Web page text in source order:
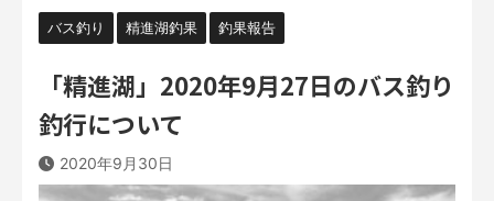
バス釣り 精進湖釣果 釣果報告
「精進湖」2020年9月27日のバス釣り
釣行について
2020年9月30日